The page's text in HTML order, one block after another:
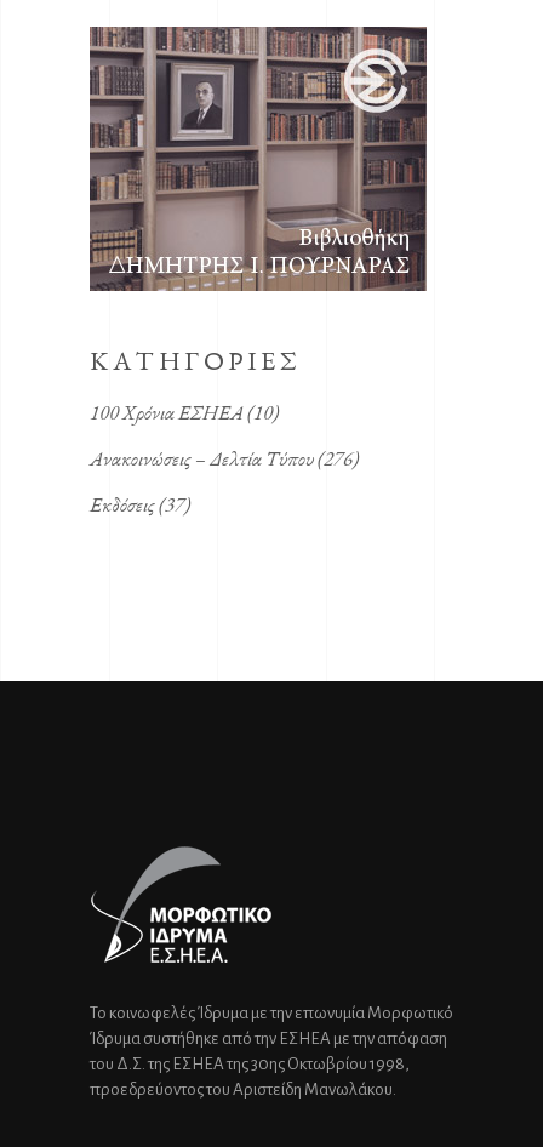
KΑΤΗΓΟΡΙΕΣ
100 Χρόνια ΕΣΗΕΑ(10)
Ανακοινώσεις – Δελτία Τύπου(276)
Εκδόσεις(37)
Το κοινωφελές Ίδρυμα με την επωνυμία Μορφωτικό
Ίδρυμα συστήθηκε από την ΕΣΗΕΑ με την απόφαση
του Δ.Σ. της ΕΣΗΕΑ της 30ης Οκτωβρίου 1998,
προεδρεύοντος του Αριστείδη Μανωλάκου.